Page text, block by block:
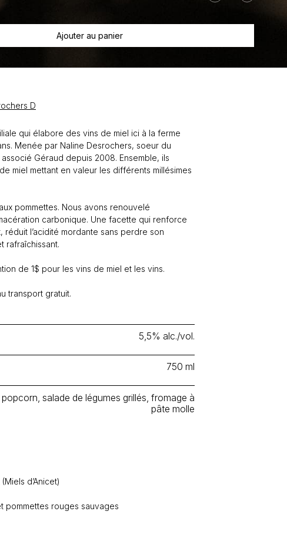
Vin
miel
Ajouter au panier
D
qui élabore des vins de miel ici à la ferme
Menée par Naline Desrochers, soeur du
Géraud depuis 2008. Ensemble, ils
miel mettant en valeur les différents millésimes
pommettes. Nous avons renouvelé
carbonique. Une facette qui renforce
réduit l’acidité mordante sans perdre son
rafraîchissant.
de 1$ pour les vins de miel et les vins.
transport gratuit.
5,5% alc./vol.
750 ml
salade de légumes grillés, fromage à
pâte molle
d’Anicet)
pommettes rouges sauvages